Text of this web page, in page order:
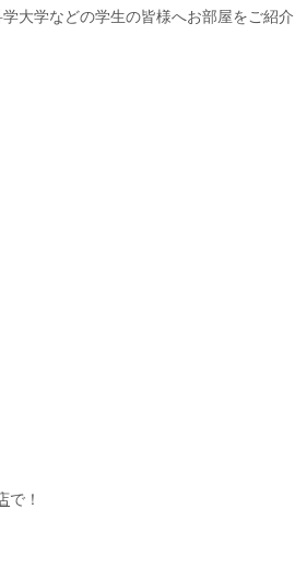
大学などの学生の皆様へお部屋をご紹介
で！